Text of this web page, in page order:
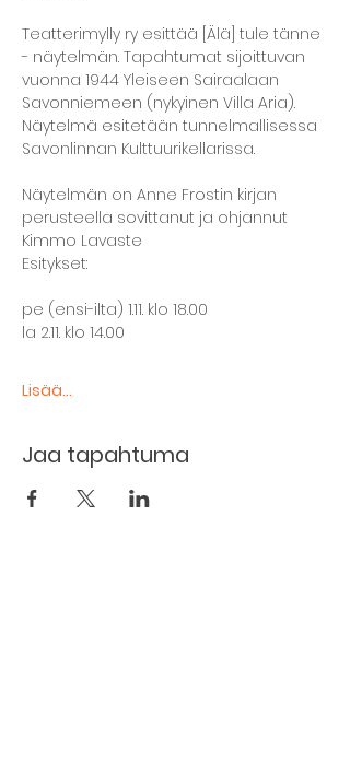
Teatterimylly ry esittää [Älä] tule tänne
- näytelmän. Tapahtumat sijoittuvan
vuonna 1944 Yleiseen Sairaalaan
Savonniemeen (nykyinen Villa Aria).
Näytelmä esitetään tunnelmallisessa
Savonlinnan Kulttuurikellarissa.
Näytelmän on Anne Frostin kirjan
perusteella sovittanut ja ohjannut
Kimmo Lavaste
Esitykset:
pe (ensi-ilta) 1.11. klo 18.00
la 2.11. klo 14.00
Lisää...
Jaa tapahtuma